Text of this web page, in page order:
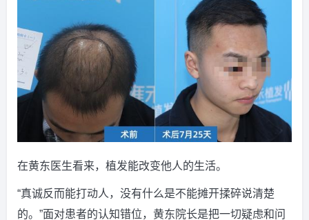
在黄东医生看来，植发能改变他人的生活。
“真诚反而能打动人，没有什么是不能摊开揉碎说清楚
的。”面对患者的认知错位，黄东院长是把一切疑虑和问